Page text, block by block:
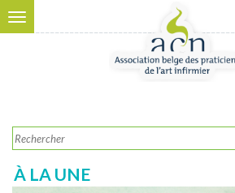
Aller au contenu principal
de passe
Toggle
navigation
À LA UNE